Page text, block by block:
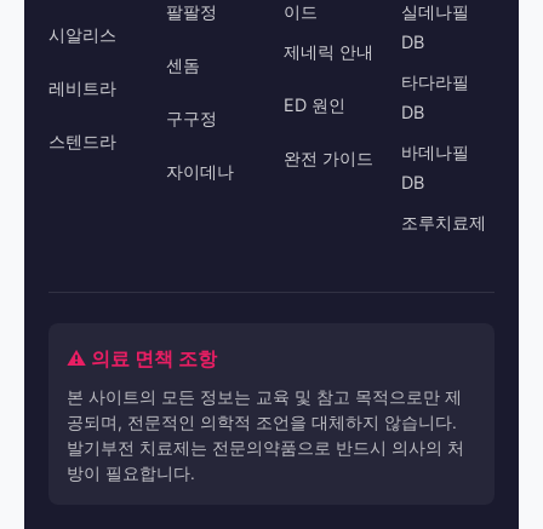
시알리스
레비트라
스텐드라
팔팔정
센돔
구구정
자이데나
이드
제네릭 안내
ED 원인
완전 가이드
실데나필
DB
타다라필
DB
바데나필
DB
조루치료제
⚠️ 의료 면책 조항
본 사이트의 모든 정보는 교육 및 참고 목적으로만 제
공되며, 전문적인 의학적 조언을 대체하지 않습니다.
발기부전 치료제는 전문의약품으로 반드시 의사의 처
방이 필요합니다.